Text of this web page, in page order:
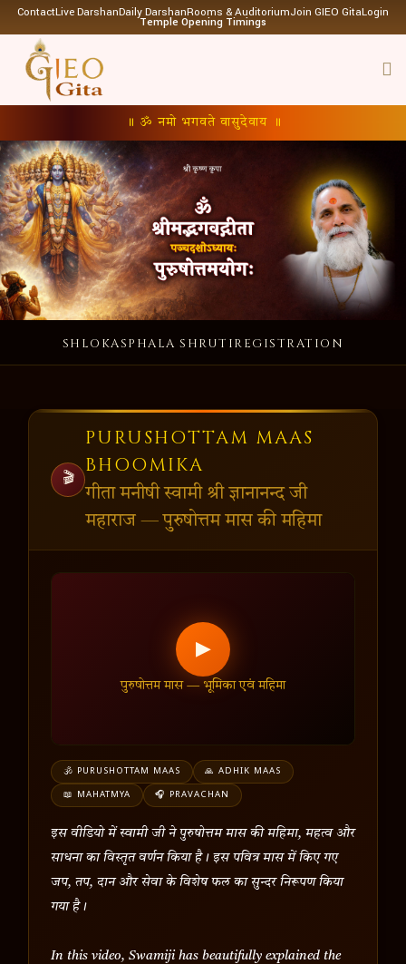
ContactLive DarshanDaily DarshanRooms & AuditoriumJoin GIEO GitaLogin
Temple Opening Timings
॥ ॐ नमो भगवते वासुदेवाय ॥
SHLOKASPHALA SHRUTIREGISTRATION
🎬
PURUSHOTTAM MAAS
BHOOMIKA
गीता मनीषी स्वामी श्री ज्ञानानन्द जी
महाराज — पुरुषोत्तम मास की महिमा
▶
पुरुषोत्तम मास — भूमिका एवं महिमा
🕉️ PURUSHOTTAM MAAS
🙏 ADHIK MAAS
📖 MAHATMYA
🎧 PRAVACHAN
इस वीडियो में स्वामी जी ने पुरुषोत्तम मास की महिमा, महत्व और
साधना का विस्तृत वर्णन किया है। इस पवित्र मास में किए गए
जप, तप, दान और सेवा के विशेष फल का सुन्दर निरूपण किया
गया है।
In this video, Swamiji has beautifully explained the